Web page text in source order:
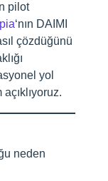
pilot
‘nın DAIMI
çözdüğünü
yol
açıklıyoruz.
neden